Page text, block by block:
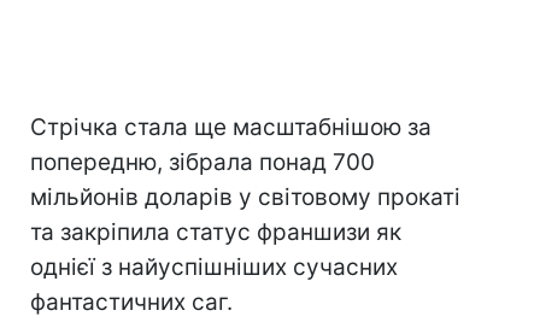
Стрічка стала ще масштабнішою за
попередню, зібрала понад 700
мільйонів доларів у світовому прокаті
та закріпила статус франшизи як
однієї з найуспішніших сучасних
фантастичних саг.